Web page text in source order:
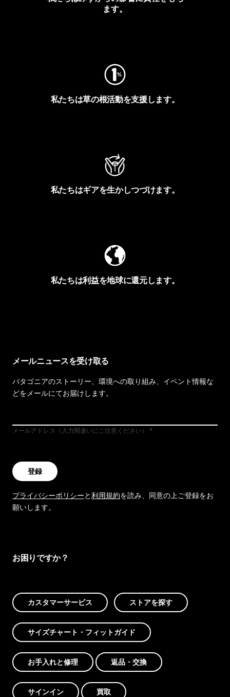
ます。
私たちは草の根活動を支援します。
私たちはギアを生かしつづけます。
私たちは利益を地球に還元します。
メールニュースを受け取る
パタゴニアのストーリー、環境への取り組み、イベント情報な
どをメールにてお届けします。
メールアドレス（入力間違いにご注意ください）
登録
プライバシーポリシーと利用規約を読み、同意の上ご登録をお
願いします。
お困りですか？
カスタマーサービス ストアを探す
サイズチャート・フィットガイド
お手入れと修理 返品・交換
サインイン 買取